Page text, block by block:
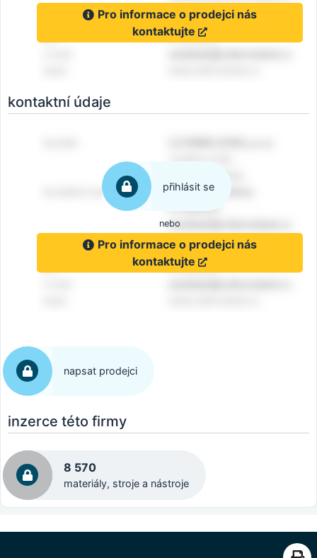
Pro informace o prodejci nás
kontaktujte
kontaktní údaje
přihlásit se
nebo
Pro informace o prodejci nás
kontaktujte
napsat prodejci
inzerce této firmy
8 570
materiály, stroje a nástroje